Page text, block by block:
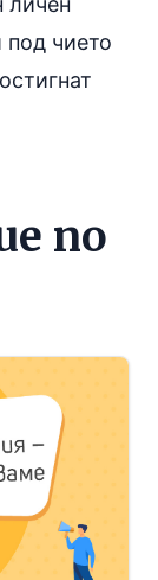
под чието
по